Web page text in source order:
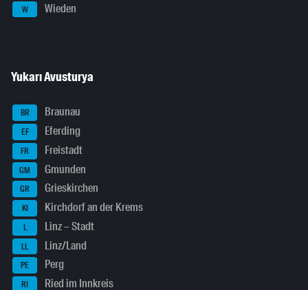
W Wieden
Yukarı Avusturya
BR Braunau
EF Eferding
FR Freistadt
GM Gmunden
GR Grieskirchen
KI Kirchdorf an der Krems
L Linz – Stadt
LL Linz/Land
PE Perg
RI Ried im Innkreis